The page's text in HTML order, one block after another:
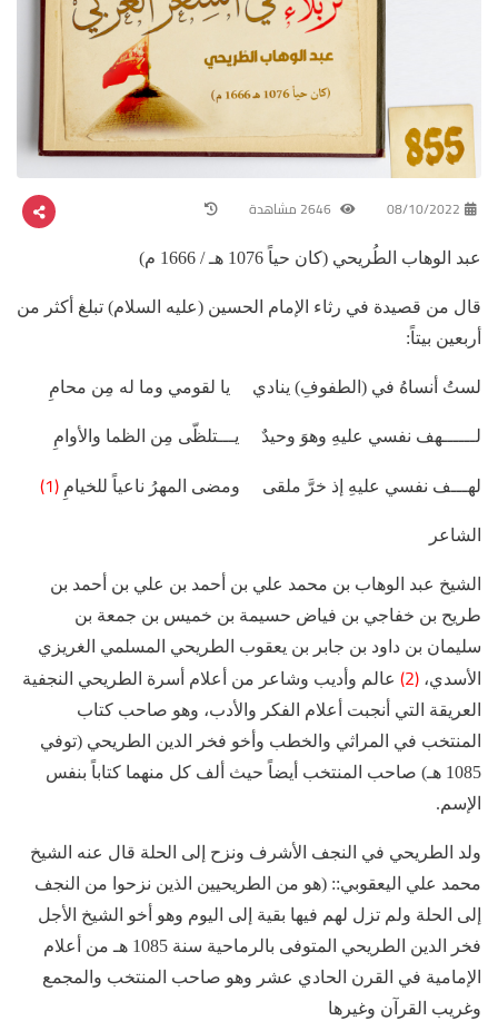
08/10/2022
عبد الوهاب الطُريحي (كان حياً 1076 هـ / 1666 م)
قال من قصيدة في رثاء الإمام الحسين (عليه السلام) تبلغ أكثر من
أربعين بيتاً:
لستُ أنساهُ في (الطفوفِ) ينادي يا لقومي وما له مِن محامِ
لــــــهف نفسي عليهِ وهوَ وحيدٌ يـــتلظّى مِن الظما والأوامِ
لهـــف نفسي عليهِ إذ خرَّ ملقى ومضى المهرُ ناعياً للخيامِ (1)
الشاعر
الشيخ عبد الوهاب بن محمد علي بن أحمد بن علي بن أحمد بن
طريح بن خفاجي بن فياض حسيمة بن خميس بن جمعة بن
سليمان بن داود بن جابر بن يعقوب الطريحي المسلمي الغريزي
الأسدي، (2)
عالم وأديب وشاعر من أعلام أسرة الطريحي النجفية
العريقة التي أنجبت أعلام الفكر والأدب، وهو صاحب كتاب
المنتخب في المراثي والخطب وأخو فخر الدين الطريحي (توفي
1085 هـ) صاحب المنتخب أيضاً حيث ألف كل منهما كتاباً بنفس
الإسم.
ولد الطريحي في النجف الأشرف ونزح إلى الحلة قال عنه الشيخ
محمد علي اليعقوبي:: (هو من الطريحيين الذين نزحوا من النجف
إلى الحلة ولم تزل لهم فيها بقية إلى اليوم وهو أخو الشيخ الأجل
فخر الدين الطريحي المتوفى بالرماحية سنة 1085 هـ من أعلام
الإمامية في القرن الحادي عشر وهو صاحب المنتخب والمجمع
وغريب القرآن وغيرها